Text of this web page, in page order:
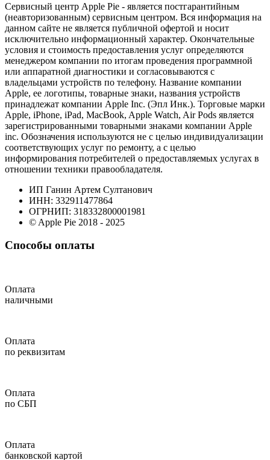
Сервисный центр Apple Pie - является постгарантийным
(неавторизованным) сервисным центром. Вся информация на
данном сайте не является публичной офертой и носит
исключительно информационный характер. Окончательные
условия и стоимость предоставления услуг определяются
менеджером компании по итогам проведения программной
или аппаратной диагностики и согласовываются с
владельцами устройств по телефону. Название компании
Apple, ее логотипы, товарные знаки, названия устройств
принадлежат компании Apple Inc. (Эпл Инк.). Торговые марки
Apple, iPhone, iPad, MacBook, Apple Watch, Air Pods является
зарегистрированными товарными знаками компании Apple
inc. Обозначения используются не с целью индивидуализации
соответствующих услуг по ремонту, а с целью
информирования потребителей о предоставляемых услугах в
отношении техники правообладателя.
ИП Ганин Артем Султанович
ИНН: 332911477864
ОГРНИП: 318332800001981
© Apple Pie 2018 - 2025
Способы оплаты
Оплата
наличными
Оплата
по реквизитам
Оплата
по СБП
Оплата
банковской картой